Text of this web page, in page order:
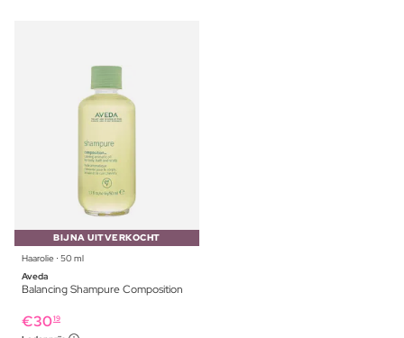
BIJNA UITVERKOCHT
Haarolie ⋅ 50 ml
Aveda
Balancing Shampure Composition
€3019